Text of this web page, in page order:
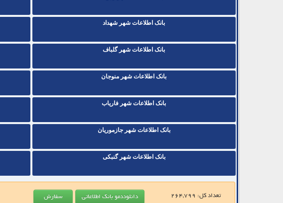
بانک اطلاعات شهر شهداد
بانک اطلاعات شهر گلباف
بانک اطلاعات شهر منوجان
بانک اطلاعات شهر فاریاب
بانک اطلاعات شهر جازموریان
بانک اطلاعات شهر گنبکی
تعداد کل: 264,799